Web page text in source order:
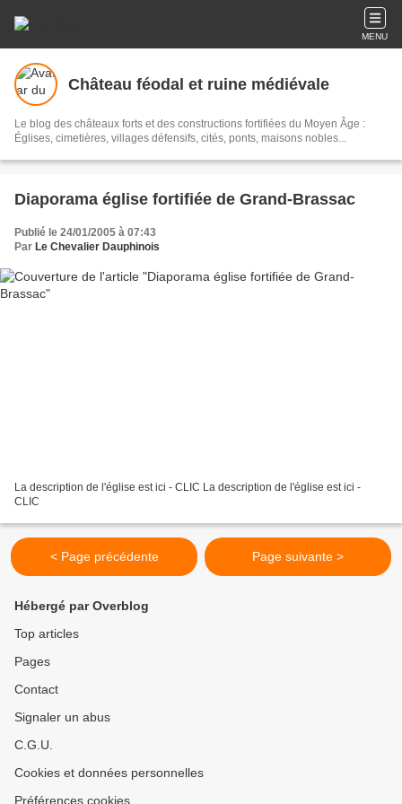
MENU
Château féodal et ruine médiévale
Le blog des châteaux forts et des constructions fortifiées du Moyen Âge :
Églises, cimetières, villages défensifs, cités, ponts, maisons nobles...
Diaporama église fortifiée de Grand-Brassac
Publié le 24/01/2005 à 07:43
Par Le Chevalier Dauphinois
La description de l'église est ici - CLIC La description de l'église est ici -
CLIC
< Page précédente Page suivante >
Hébergé par Overblog
Top articles
Pages
Contact
Signaler un abus
C.G.U.
Cookies et données personnelles
Préférences cookies